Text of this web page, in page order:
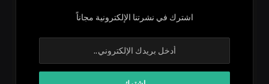
اشترك في نشرتنا الإلكترونية مجاناً